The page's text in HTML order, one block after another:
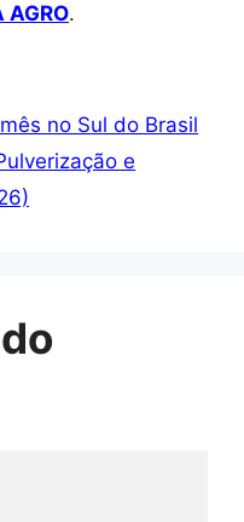
AGRO.
no Sul do Brasil
e